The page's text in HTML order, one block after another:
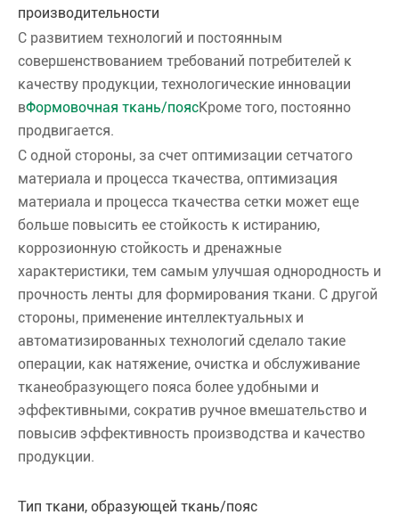
производительности
С развитием технологий и постоянным
совершенствованием требований потребителей к
качеству продукции, технологические инновации
вФормовочная ткань/поясКроме того, постоянно
продвигается.
С одной стороны, за счет оптимизации сетчатого
материала и процесса ткачества, оптимизация
материала и процесса ткачества сетки может еще
больше повысить ее стойкость к истиранию,
коррозионную стойкость и дренажные
характеристики, тем самым улучшая однородность и
прочность ленты для формирования ткани. С другой
стороны, применение интеллектуальных и
автоматизированных технологий сделало такие
операции, как натяжение, очистка и обслуживание
тканеобразующего пояса более удобными и
эффективными, сократив ручное вмешательство и
повысив эффективность производства и качество
продукции.
Тип ткани, образующей ткань/пояс